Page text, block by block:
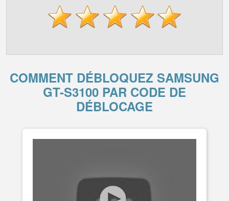
COMMENT DÉBLOQUEZ SAMSUNG
GT-S3100 PAR CODE DE
DÉBLOCAGE